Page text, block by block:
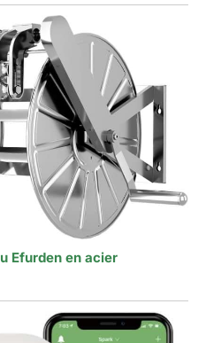
Efurden en acier